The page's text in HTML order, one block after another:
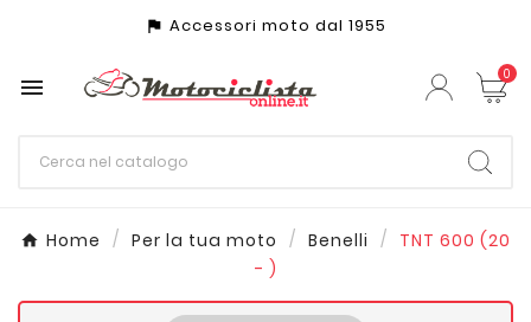
assistant_photo Accessori moto dal 1955
 0
Home Per la tua moto Benelli
TNT 600 (20
- )